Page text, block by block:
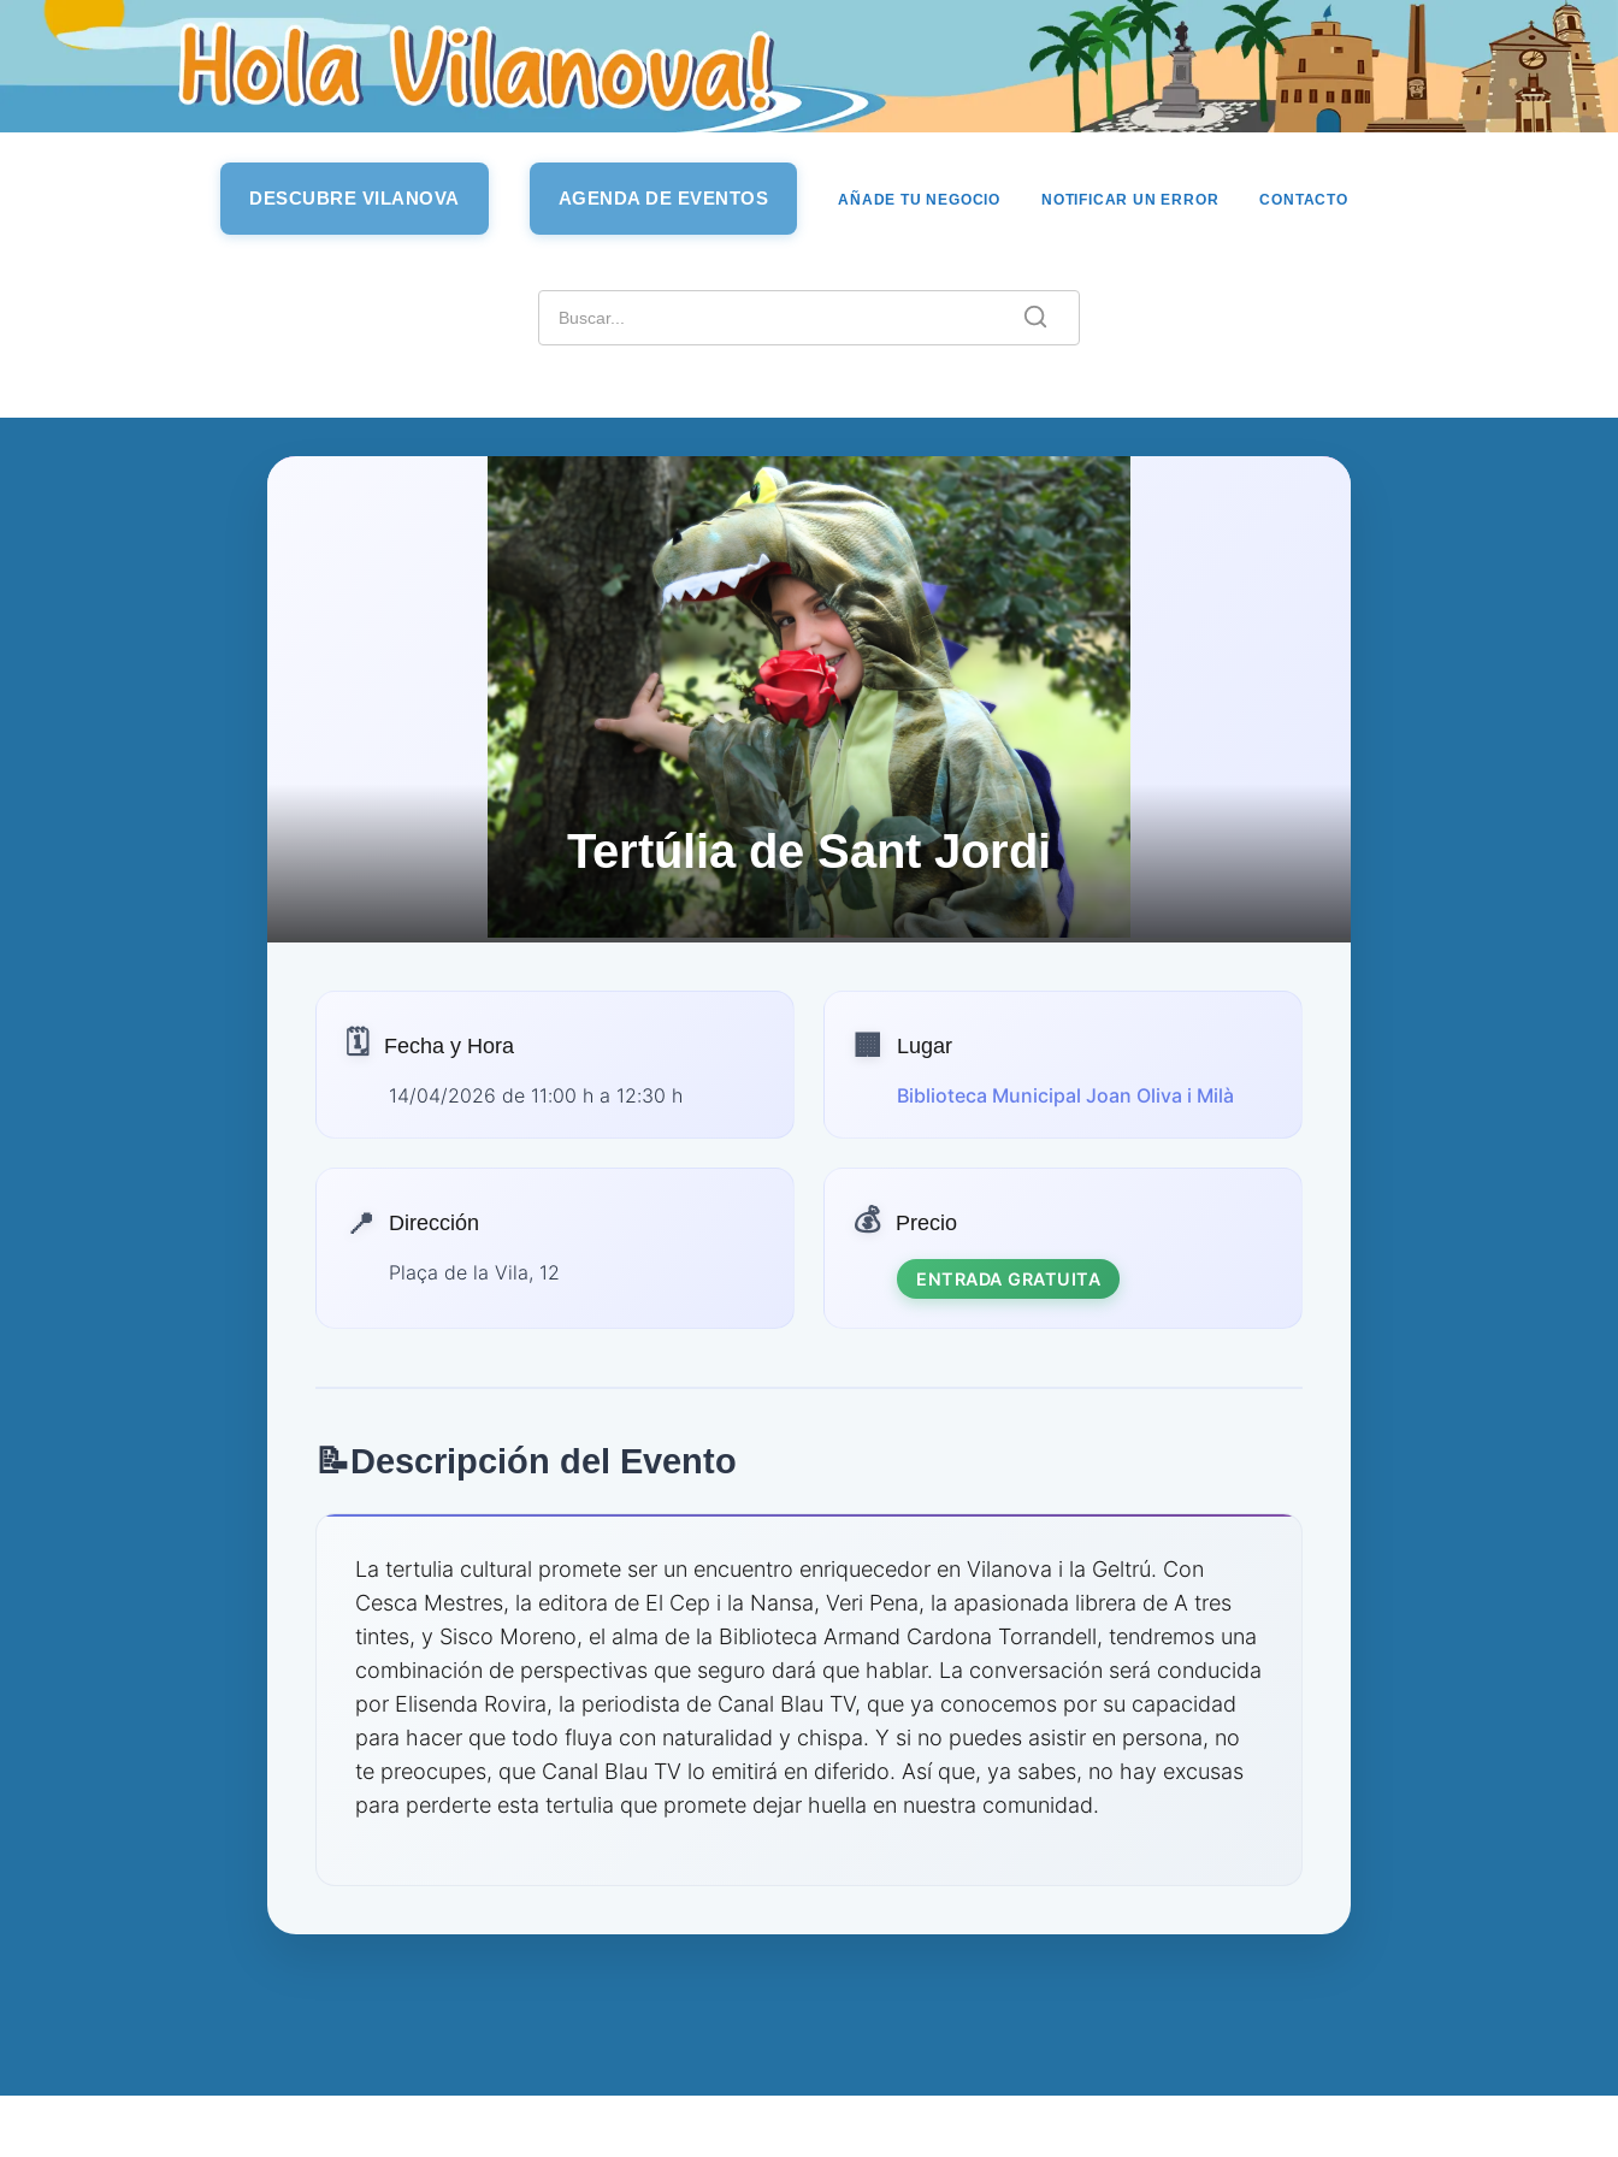
DESCUBRE VILANOVA AGENDA DE EVENTOS AÑADE TU NEGOCIO NOTIFICAR UN ERROR CONTACTO
Tertúlia de Sant Jordi
🗓️ Fecha y Hora
14/04/2026 de 11:00 h a 12:30 h
🏢 Lugar
Biblioteca Municipal Joan Oliva i Milà
📍 Dirección
Plaça de la Vila, 12
💰 Precio
ENTRADA GRATUITA
📝Descripción del Evento
La tertulia cultural promete ser un encuentro enriquecedor en Vilanova i la Geltrú. Con
Cesca Mestres, la editora de El Cep i la Nansa, Veri Pena, la apasionada librera de A tres
tintes, y Sisco Moreno, el alma de la Biblioteca Armand Cardona Torrandell, tendremos una
combinación de perspectivas que seguro dará que hablar. La conversación será conducida
por Elisenda Rovira, la periodista de Canal Blau TV, que ya conocemos por su capacidad
para hacer que todo fluya con naturalidad y chispa. Y si no puedes asistir en persona, no
te preocupes, que Canal Blau TV lo emitirá en diferido. Así que, ya sabes, no hay excusas
para perderte esta tertulia que promete dejar huella en nuestra comunidad.